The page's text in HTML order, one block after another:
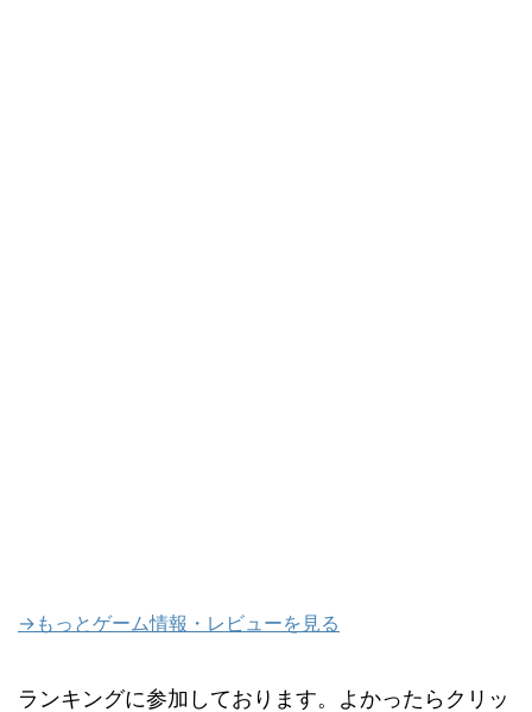
→もっとゲーム情報・レビューを見る
ランキングに参加しております。よかったらクリッ